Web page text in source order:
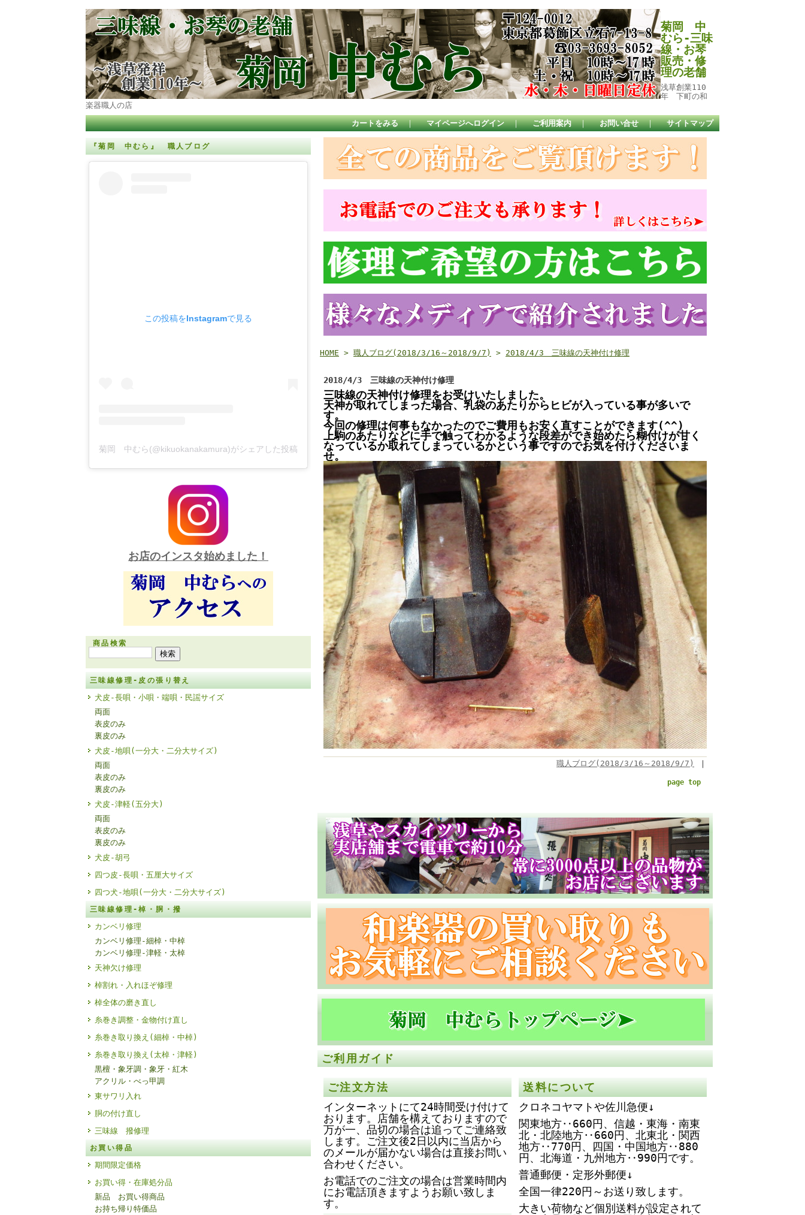
菊岡 中
むら-三味
線・お琴
販売・修
理の老舗
浅草創業110
年 下町の和
楽器職人の店
カートをみる ｜ マイページへログイン ｜ ご利用案内 ｜ お問い合せ ｜ サイトマップ
『菊岡 中むら』 職人ブログ
この投稿をInstagramで見る
菊岡 中むら(@kikuokanakamura)がシェアした投稿
お店のインスタ始めました！
商品検索
三味線修理-皮の張り替え
犬皮-長唄・小唄・端唄・民謡サイズ
両面
表皮のみ
裏皮のみ
犬皮-地唄(一分大・二分大サイズ)
両面
表皮のみ
裏皮のみ
犬皮-津軽(五分大)
両面
表皮のみ
裏皮のみ
犬皮-胡弓
四つ皮-長唄・五厘大サイズ
四つ犬-地唄(一分大・二分大サイズ)
三味線修理-棹・胴・撥
カンベリ修理
カンベリ修理-細棹・中棹
カンベリ修理-津軽・太棹
天神欠け修理
棹割れ・入れほぞ修理
棹全体の磨き直し
糸巻き調整・金物付け直し
糸巻き取り換え(細棹・中棹)
糸巻き取り換え(太棹・津軽)
黒檀・象牙調・象牙・紅木
アクリル・べっ甲調
東サワリ入れ
胴の付け直し
三味線 撥修理
お買い得品
期間限定価格
お買い得・在庫処分品
新品 お買い得商品
お持ち帰り特価品
HOME > 職人ブログ(2018/3/16～2018/9/7) > 2018/4/3 三味線の天神付け修理
2018/4/3 三味線の天神付け修理
三味線の天神付け修理をお受けいたしました。
天神が取れてしまった場合、乳袋のあたりからヒビが入っている事が多いで
す。
今回の修理は何事もなかったのでご費用もお安く直すことができます(^^)
上駒のあたりなどに手で触ってわかるような段差ができ始めたら糊付けが甘く
なっているか取れてしまっているかという事ですのでお気を付けくださいま
せ。
職人ブログ(2018/3/16～2018/9/7) ｜
page top
ご利用ガイド
ご注文方法
インターネットにて24時間受け付けて
おります。店舗を構えておりますので
万が一、品切の場合は追ってご連絡致
します。ご注文後2日以内に当店から
のメールが届かない場合は直接お問い
合わせください。
お電話でのご注文の場合は営業時間内
にお電話頂きますようお願い致しま
す。
送料について
クロネコヤマトや佐川急便↓
関東地方‥660円、信越・東海・南東
北・北陸地方‥660円、北東北・関西
地方‥770円、四国・中国地方‥880
円、北海道・九州地方‥990円です。
普通郵便・定形外郵便↓
全国一律220円～お送り致します。
大きい荷物など個別送料が設定されて